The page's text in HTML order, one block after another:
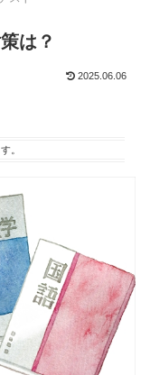
は？
2025.06.06
。